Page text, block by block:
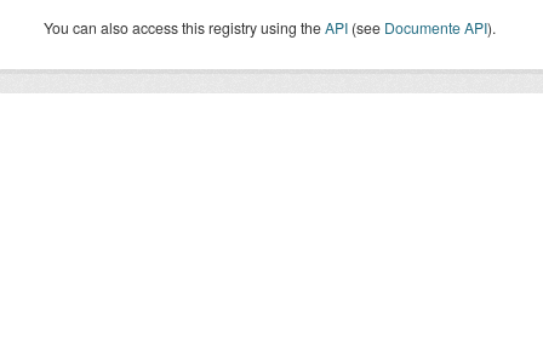
You can also access this registry using theAPI (see Documente API).